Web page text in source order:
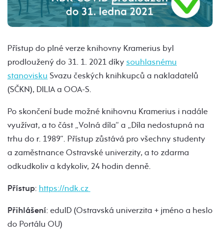
Přístup do plné verze knihovny Kramerius byl
prodloužený do 31. 1. 2021 díkysouhlasnému
stanovisku Svazu českých knihkupců a nakladatelů
(SČKN), DILIA a OOA-S.
Po skončení bude možné knihovnu Kramerius i nadále
využívat, a to část „Volná díla“ a „Díla nedostupná na
trhu do r. 1989“. Přístup zůstává pro všechny studenty
a zaměstnance Ostravské univerzity, a to zdarma
odkudkoliv a kdykoliv, 24 hodin denně.
Přístup: https://ndk.cz
Přihlášení: eduID (Ostravská univerzita + jméno a heslo
do Portálu OU)